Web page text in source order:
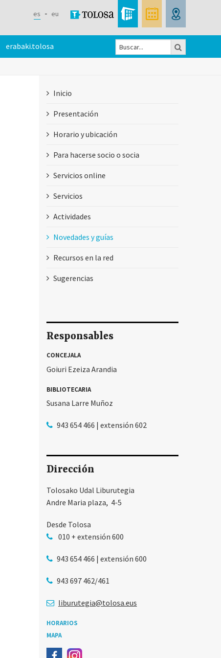
es eu
Formulario
erabaki.tolosa
Inicio
Presentación
Horario y ubicación
Para hacerse socio o socia
Servicios online
Servicios
Actividades
Novedades y guías
Recursos en la red
Sugerencias
Responsables
CONCEJALA
Goiuri Ezeiza Arandia
BIBLIOTECARIA
Susana Larre Muñoz
943 654 466 | extensión 602
Dirección
Tolosako Udal Liburutegia
Andre Maria plaza, 4-5
Desde Tolosa
010 + extensión 600
943 654 466 | extensión 600
943 697 462/461
liburutegia@tolosa.eus
HORARIOS
MAPA